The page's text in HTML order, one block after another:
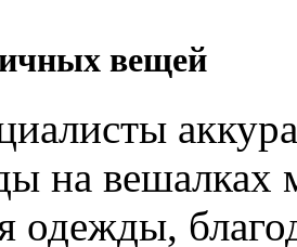
вещей
на вешалках
одежды,